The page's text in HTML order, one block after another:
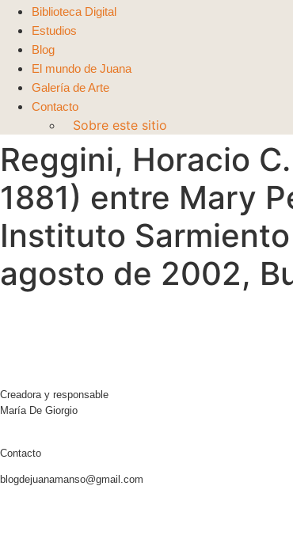
Biblioteca Digital
Estudios
Blog
El mundo de Juana
Galería de Arte
Contacto
Sobre este sitio
Reggini, Horacio
1881) entre Mary
Instituto
agosto de 2002,
Creadora y responsable
María De Giorgio
Contacto
blogdejuanamanso@gmail.com